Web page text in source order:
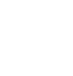
reduzieren.